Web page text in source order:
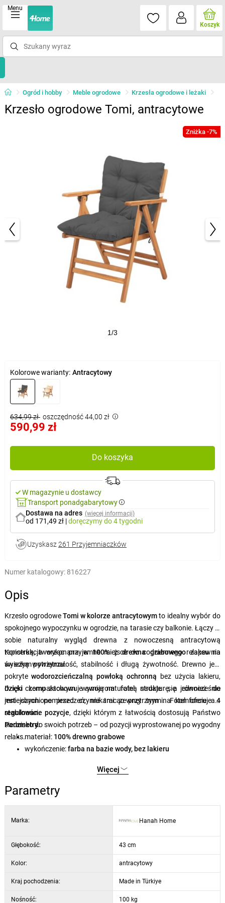
Menu
Koszyk
Ogród i hobby Meble ogrodowe Krzesła ogrodowe i leżaki
Krzesło ogrodowe Tomi, antracytowe
Zniżka -7%
1/3
Kolorowe warianty: Antracytowy
634,99 zł oszczędność 44,00 zł
590,99 zł
Do koszyka
W magazynie u dostawcy
Transport ponadgabarytowy
Dostawa na adres (więcej informacji)
od 171,49 zł |doręczymydo 4 tygodni
Uzyskasz 261 Przyjemniaczków
Numer katalogowy: 816227
Opis
Krzesło ogrodoweTomi w kolorze antracytowymto idealny wybór do
spokojnego wypoczynku w ogrodzie, na tarasie czy balkonie. Łączy w
sobie naturalny wygląd drewna z nowoczesną antracytową
tapicerką, tworząc przyjemne miejsce do codziennego relaksu na
świeżym powietrzu.
Konstrukcja wykonanaw 100%zdrewna grabowegozapewnia
wysoką wytrzymałość, stabilność i długą żywotność. Drewno jest
pokryte wodorozcieńczalną powłoką ochronną bez użycia lakieru,
dzięki czemu zachowuje swoją naturalną strukturę, a jednocześnie
jest chronione przed czynnikami zewnętrznymi. Fotel oferuje4
regulowane pozycje, dzięki którym z łatwością dostosują Państwo
siedzisko do swoich potrzeb – od pozycji wyprostowanej po wygodny
relaks.
Dzięki kompaktowym wymiarom fotel nadaje się również do
mniejszych pomieszczeń, nie tracąc przy tym na komforcie ani
stabilności.
Parametry:
materiał: 100% drewno grabowe
wykończenie:farba na bazie wody, bez lakieru
45 × 89 × 43 cm(szer. × wys. × gł.)
antracytowy
Więcej
Parametry
Marka: Hanah Home
Głębokość: 43 cm
Kolor: antracytowy
Kraj pochodzenia: Made in Türkiye
Nośność: 100 kg